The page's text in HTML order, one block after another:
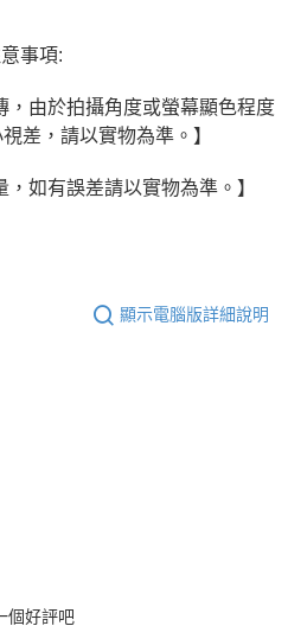
事項:
，由於拍攝角度或螢幕顯色程度
差，請以實物為準。】
如有誤差請以實物為準。】
顯示電腦版詳細說明
個好評吧